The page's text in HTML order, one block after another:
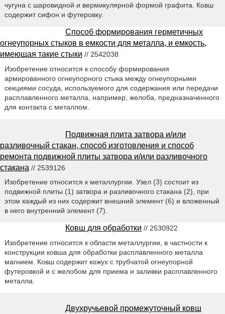
чугуна с шаровидной и вермикулярной формой графита. Ковш
содержит сифон и футеровку.
Способ формирования герметичных
огнеупорных стыков в емкости для металла, и емкость,
имеющая такие стыки // 2542038
Изобретение относится к способу формирования
армированного огнеупорного стыка между огнеупорными
секциями сосуда, используемого для содержания или передачи
расплавленного металла, например, желоба, предназначенного
для контакта с металлом.
Подвижная плита затвора и/или
разливочный стакан, способ изготовления и способ
ремонта подвижной плиты затвора и/или разливочного
стакана // 2539126
Изобретение относится к металлургии. Узел (3) состоит из
подвижной плиты (1) затвора и разливочного стакана (2), при
этом каждый из них содержит внешний элемент (6) и вложенный
в него внутренний элемент (7).
Ковш для обработки // 2530922
Изобретение относится к области металлургии, в частности к
конструкции ковша для обработки расплавленного металла
магнием. Ковш содержит кожух с трубчатой огнеупорной
футеровкой и с желобом для приема и заливки расплавленного
металла.
Двухручьевой промежуточный ковш